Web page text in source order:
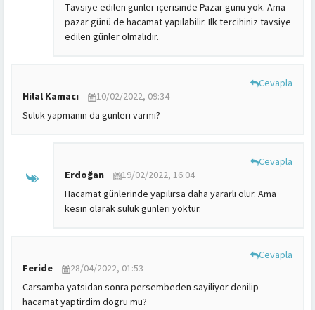
Tavsiye edilen günler içerisinde Pazar günü yok. Ama
pazar günü de hacamat yapılabilir. İlk tercihiniz tavsiye
edilen günler olmalıdır.
Hilal Kamacı
10/02/2022, 09:34
Sülük yapmanın da günleri varmı?
Cevapla
Erdoğan
19/02/2022, 16:04
Hacamat günlerinde yapılırsa daha yararlı olur. Ama
kesin olarak sülük günleri yoktur.
Cevapla
Feride
28/04/2022, 01:53
Carsamba yatsidan sonra persembeden sayiliyor denilip
hacamat yaptirdim dogru mu?
Cevapla